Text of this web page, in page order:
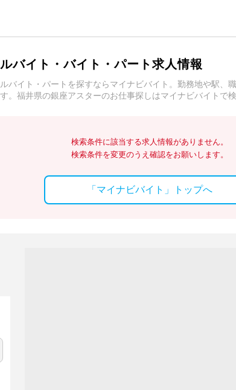
バイト・バイト・パート求人情報
バイト・パートを探すならマイナビバイト。勤務地や駅、
。福井県の銀座アスターのお仕事探しはマイナビバイトで検
検索条件に該当する求人情報がありません。
検索条件を変更のうえ確認をお願いします。
「マイナビバイト」トップへ